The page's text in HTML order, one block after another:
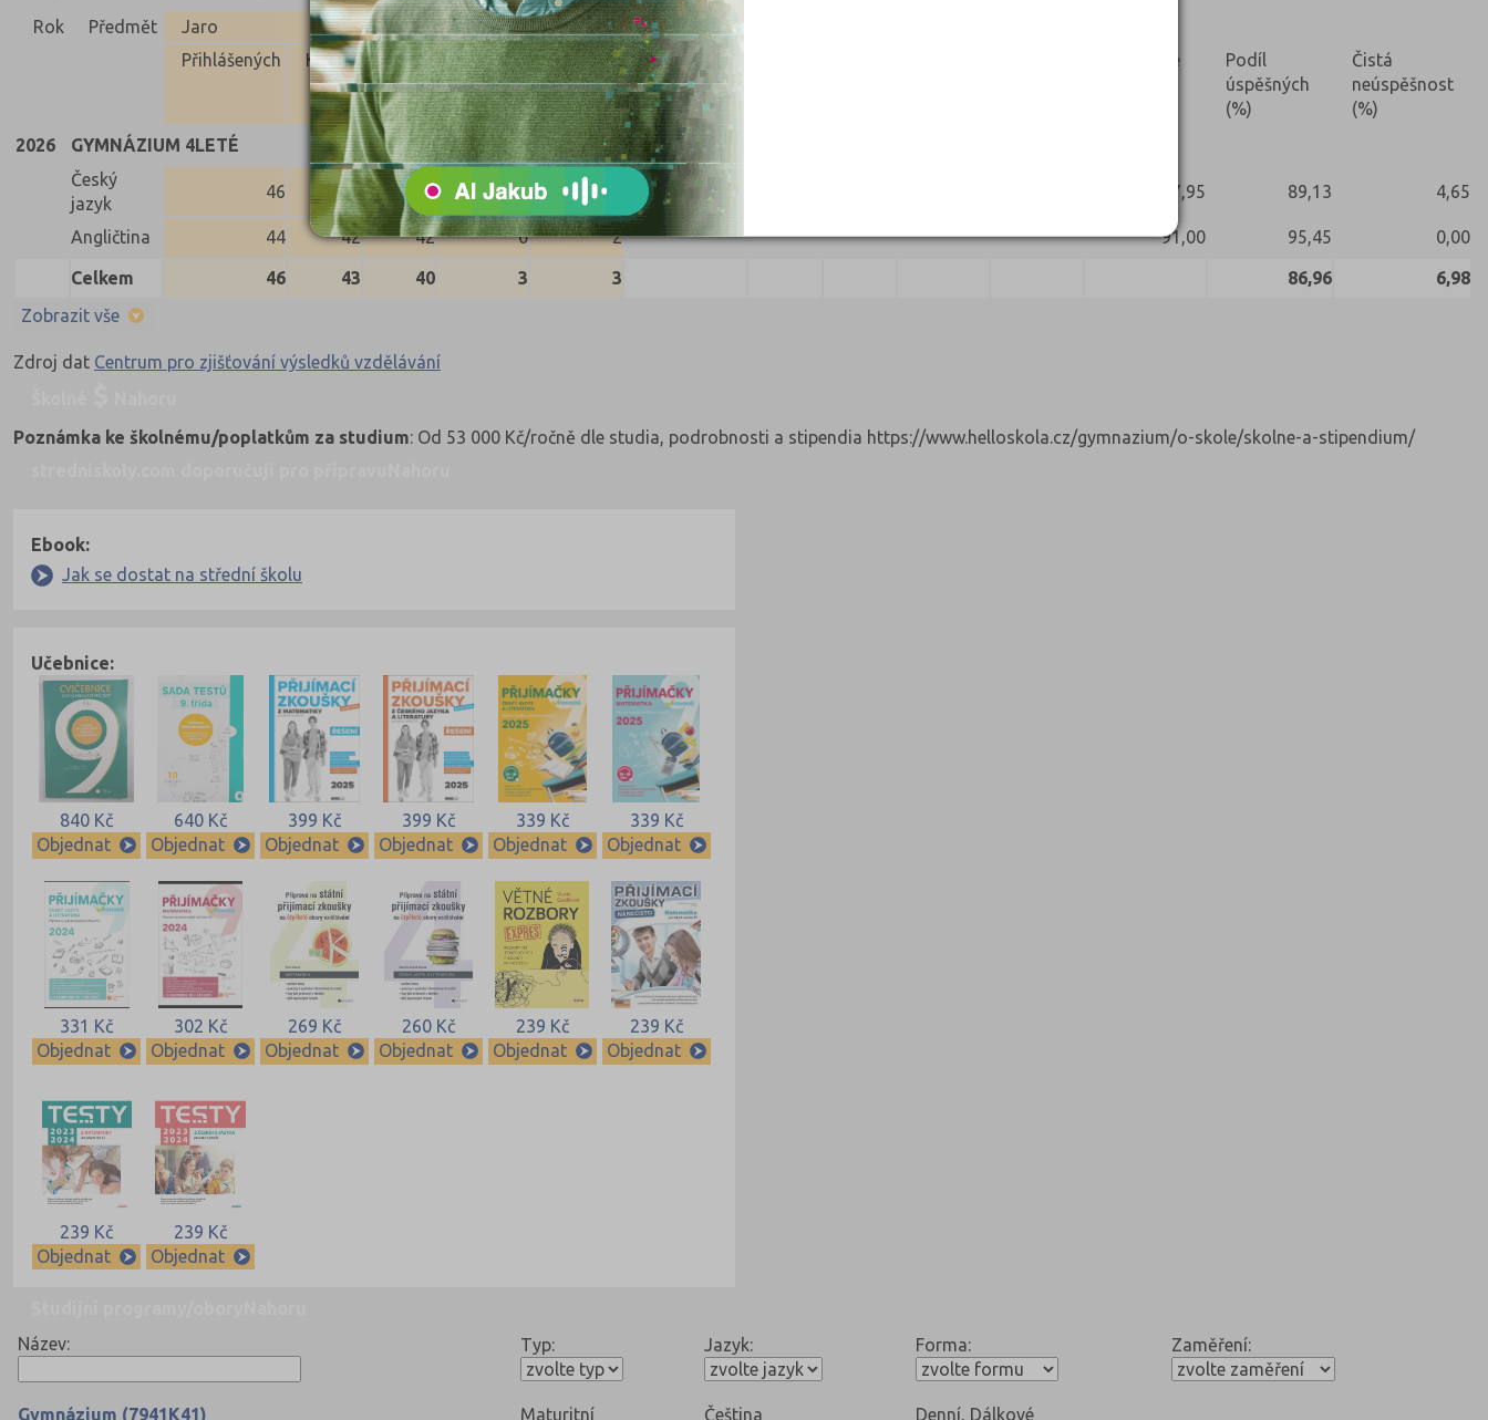
Rok
Předmět Jaro
Celkem (jaro i podzim)
Přihlášených
Konali Uspěli Neuspěli Nekonali Přihlášených
Prúměrné
Podíl
úspěšných
(%)
Čistá
neúspěšnost
(%)
2026
GYMNÁZIUM 4LETÉ
Český
jazyk
46 43 41 2 67,95 89,13 4,65
Angličtina 44 42 42 0 2 91,00 95,45 0,00
Celkem 46 43 40 3 3 86,96
6,98
Zobrazit vše
Zdroj dat Centrum pro zjišťování výsledků vzdělávání
Poznámka ke školnému/poplatkům za studium: Od 53 000 Kč/ročně dle studia, podrobnosti a stipendia https://www.helloskola.cz/gymnazium/o-skole/skolne-a-stipendium/
Ebook:
Jak se dostat na střední školu
Učebnice:
840 Kč
Objednat
640 Kč
Objednat
399 Kč
Objednat
399 Kč
Objednat
339 Kč
Objednat
339 Kč
Objednat
331 Kč
Objednat
302 Kč
Objednat
269 Kč
Objednat
260 Kč
Objednat
239 Kč
Objednat
239 Kč
Objednat
239 Kč
Objednat
239 Kč
Objednat
Název:
Typ: Jazyk: Forma: Zaměření:
Gymnázium (7941K41) Maturitní Čeština Denní, Dálkové